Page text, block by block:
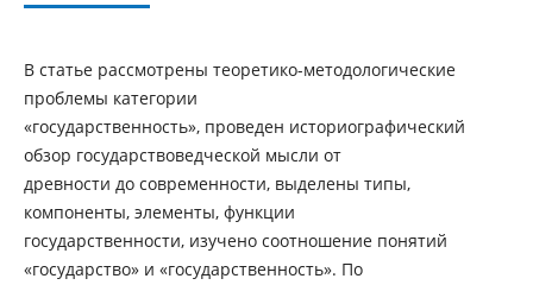
В статье рассмотрены теоретико-методологические
проблемы категории
«государственность», проведен историографический
обзор государствоведческой мысли от
древности до современности, выделены типы,
компоненты, элементы, функции
государственности, изучено соотношение понятий
«государство» и «государственность». По